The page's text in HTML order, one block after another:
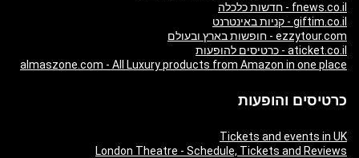
fnews.co.il - חדשות כלכלה
giftim.co.il - קניות באינטרנט
ezzytour.com - חופשות בארץ ובעולם
aticket.co.il - כרטיסים להופעות
almaszone.com - All Luxury products from Amazon in one place
כרטיסים והופעות
Tickets and events in UK
London Theatre - Schedule, Tickets and Reviews